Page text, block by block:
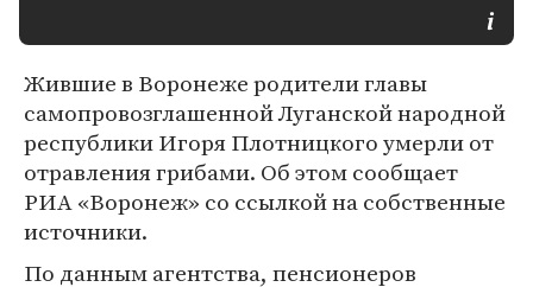
Жившие в Воронеже родители главы
самопровозглашенной Луганской народной
республики Игоря Плотницкого умерли от
отравления грибами. Об этом сообщает
РИА «Воронеж» со ссылкой на собственные
источники.
По данным агентства, пенсионеров